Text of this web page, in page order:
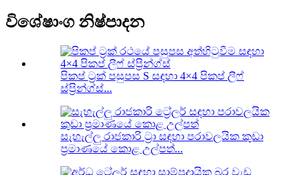
විශේෂාංග නිෂ්පාදන
පිකප් ට්‍රක් පසුපස S සඳහා 4×4 පිකප් ලීෆ්
ස්ප්‍රින්ග්ස්...
සැහැල්ලු රාජකාරි ට්‍රා සඳහා පරාවලයික කුඩා
ප්‍රමාණයේ කොළ උල්පත්...